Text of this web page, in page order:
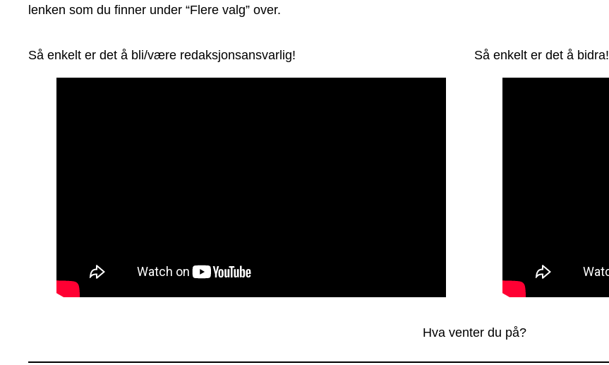
lenken som du finner under “Flere valg” over.
Så enkelt er det å bli/være redaksjonsansvarlig! Så enkelt er det å bidra!
Hva venter du på?